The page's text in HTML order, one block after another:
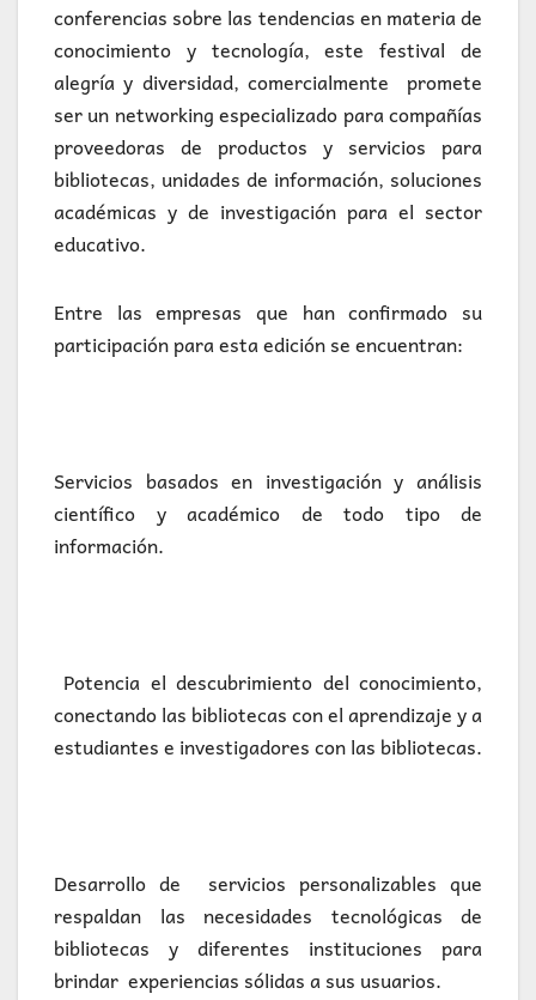
conferencias sobre las tendencias en materia de
conocimiento y tecnología, este festival de
alegría y diversidad, comercialmente promete
ser un networking especializado para compañías
proveedoras de productos y servicios para
bibliotecas, unidades de información, soluciones
académicas y de investigación para el sector
educativo.
Entre las empresas que han confirmado su
participación para esta edición se encuentran:
Servicios basados ​​en investigación y análisis
científico y académico de todo tipo de
información.
Potencia el descubrimiento del conocimiento,
conectando las bibliotecas con el aprendizaje y a
estudiantes e investigadores con las bibliotecas.
Desarrollo de servicios personalizables que
respaldan las necesidades tecnológicas de
bibliotecas y diferentes instituciones para
brindar experiencias sólidas a sus usuarios.